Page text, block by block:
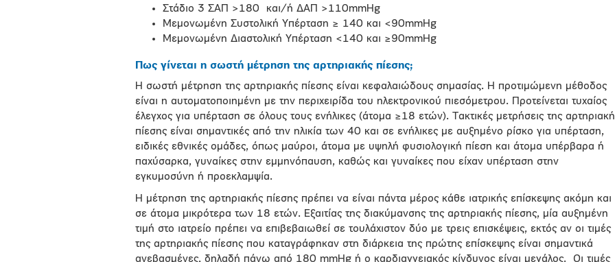
Στάδιο 3 ΣΑΠ >180 και/ή ΔΑΠ >110mmHg
Μεμονωμένη Συστολική Υπέρταση ≥ 140 και <90mmHg
Μεμονωμένη Διαστολική Υπέρταση <140 και ≥90mmHg
Πως γίνεται η σωστή μέτρηση της αρτηριακής πίεσης;
Η σωστή μέτρηση της αρτηριακής πίεσης είναι κεφαλαιώδους σημασίας. Η προτιμώμενη μέθοδος
είναι η αυτοματοποιημένη με την περιχειρίδα του ηλεκτρονικού πιεσόμετρου. Προτείνεται τυχαίος
έλεγχος για υπέρταση σε όλους τους ενήλικες (άτομα ≥18 ετών). Τακτικές μετρήσεις της
πίεσης είναι σημαντικές από την ηλικία των 40 και σε ενήλικες με αυξημένο ρίσκο για υπέρταση,
ειδικές εθνικές ομάδες, όπως μαύροι, άτομα με υψηλή φυσιολογική πίεση και άτομα υπέρβαρα ή
παχύσαρκα, γυναίκες στην εμμηνόπαυση, καθώς και γυναίκες που είχαν υπέρταση στην
εγκυμοσύνη ή προεκλαμψία.
Η μέτρηση της αρτηριακής πίεσης πρέπει να είναι πάντα μέρος κάθε ιατρικής επίσκεψης ακόμη και
σε άτομα μικρότερα των 18 ετών. Εξαιτίας της διακύμανσης της αρτηριακής πίεσης, μία αυξημένη
τιμή στο ιατρείο πρέπει να επιβεβαιωθεί σε τουλάχιστον δύο με τρεις επισκέψεις, εκτός αν οι τιμές
της αρτηριακής πίεσης που καταγράφηκαν στη διάρκεια της πρώτης επίσκεψης είναι σημαντικά
ανεβασμένες, δηλαδή πάνω από 180 mmHg ή ο καρδιαγγειακός κίνδυνος είναι μεγάλος. Οι τιμές